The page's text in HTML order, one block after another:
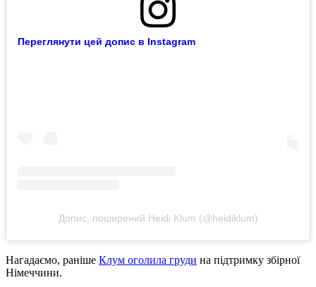
Переглянути цей допис в Instagram
Допис, поширений Heidi Klum (@heidiklum)
Нагадаємо, раніше Клум оголила груди на підтримку збірної
Німеччини.